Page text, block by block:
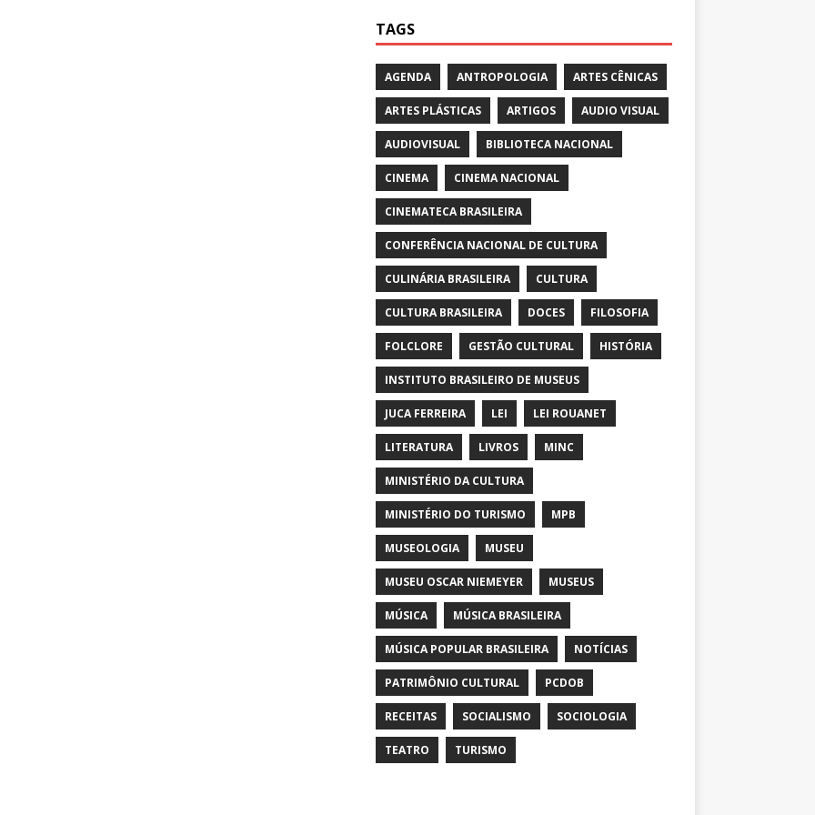
TAGS
AGENDA ANTROPOLOGIA ARTES CÊNICAS
ARTES PLÁSTICAS ARTIGOS AUDIO VISUAL
AUDIOVISUAL BIBLIOTECA NACIONAL
CINEMA CINEMA NACIONAL
CINEMATECA BRASILEIRA
CONFERÊNCIA NACIONAL DE CULTURA
CULINÁRIA BRASILEIRA CULTURA
CULTURA BRASILEIRA DOCES FILOSOFIA
FOLCLORE GESTÃO CULTURAL HISTÓRIA
INSTITUTO BRASILEIRO DE MUSEUS
JUCA FERREIRA LEI LEI ROUANET
LITERATURA LIVROS MINC
MINISTÉRIO DA CULTURA
MINISTÉRIO DO TURISMO MPB
MUSEOLOGIA MUSEU
MUSEU OSCAR NIEMEYER MUSEUS
MÚSICA MÚSICA BRASILEIRA
MÚSICA POPULAR BRASILEIRA NOTÍCIAS
PATRIMÔNIO CULTURAL PCDOB
RECEITAS SOCIALISMO SOCIOLOGIA
TEATRO TURISMO